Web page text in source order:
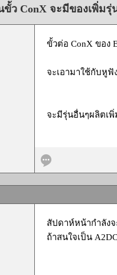
ขั้ว ConX จะมีของเพิ่ม
ขั้วต่อ ConX ของ
จะเอามาใช้กับหูฟั
จะมีรุ่นอื่นๆผลิตเพิ่
สัปดาห์หน้ากำลังจ
ถ้าสนใจเป็น